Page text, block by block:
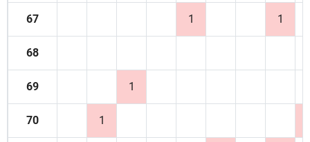
67 1 1
68
69 1
70 1